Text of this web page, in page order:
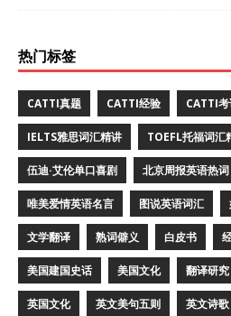
热门标签
CATTI真题 CATTI经验 CATTI
IELTS雅思词汇精讲 TOEFL托福词汇
伍迪·艾伦单口喜剧 北京周报英语热词
唯美爱情英语名言 图说英语词汇
文学翻译 熟词僻义 白皮书
美国建国史话 美国文化 翻译研究
英国文化 英文美句五则 英文诗歌